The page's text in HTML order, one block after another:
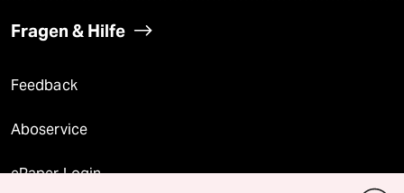
Fragen & Hilfe
Feedback
Aboservice
ePaper Login